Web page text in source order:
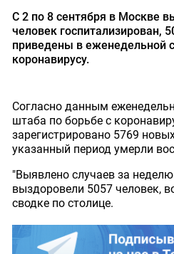
С 2 по 8 сентября в Москве
человек госпитализирован,
приведены в еженедельной
коронавирусу.
Согласно данным
штаба по борьбе с
зарегистрировано 5769
указанный период умерли
"Выявлено случаев за
выздоровели 5057 человек,
сводке по столице.